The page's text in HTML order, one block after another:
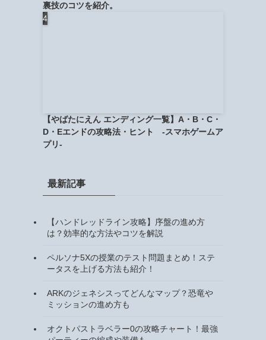
裏技のコツを紹介。
【やばたにえん エンディング一覧】A・B・C・
D・Eエンドの攻略法・ヒント -スマホゲームア
プリ-
最新記事
【ハンドレッドライン攻略】序盤の進め方
は？効率的な方法やコツを解説
ペルソナ5Xの授業のテスト問題まとめ！ステ
ータスを上げる方法も紹介！
ARKのジェネシスってどんなマップ？恐竜や
ミッションの進め方も
オクトパストラベラー0の攻略チャート！最強